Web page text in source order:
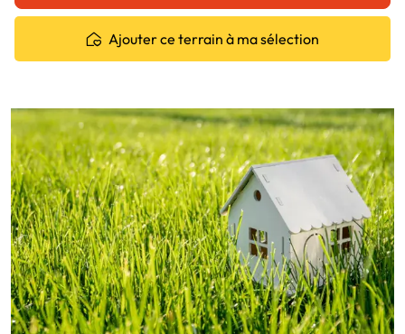
Ajouter ce terrain à ma sélection